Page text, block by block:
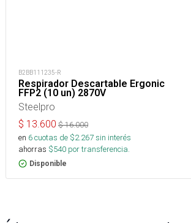
B2BB111235-R
Respirador Descartable Ergonic
FFP2 (10 un) 2870V
Steelpro
$ 13.600 $16.000
en 6cuotas de $2.267sin interés
ahorras $540 por transferencia.
Disponible